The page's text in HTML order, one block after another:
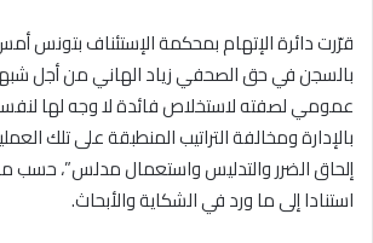
قرّرت دائرة الإتهام بمحكمة الإستئناف بتونس
بالسجن في حق الصحفي زياد الهاني من أجل
عمومي لصفته لاستخلاص فائدة لا وجه لها لنفسه
بالإدارة ومخالفة التراتيب المنطبقة على تلك
إلحاق الضرر والتدليس واستعمال مدلس”، حسب
استنادا إلى ما ورد في الشكاية والأبحاث.